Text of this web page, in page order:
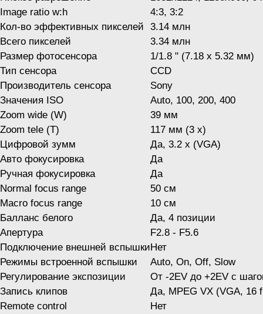
Image ratio w:h
4:3, 3:2
Кол-во эффективных пикселей 3.14 млн
Всего пикселей
3.34 млн
Размер фотосенсора
1/1.8 " (7.18 x 5.32 мм)
Тип сенсора
CCD
Производитель сенсора
Sony
Значения ISO
Auto, 100, 200, 400
Zoom wide (W)
39 мм
Zoom tele (T)
117 мм (3 x)
Цифровой зумм
Да, 3.2 x (VGA)
Авто фокусировка
Да
Ручная фокусировка
Да
Normal focus range
50 см
Macro focus range
10 см
Балланс белого
Да, 4 позиции
Апертура
F2.8 - F5.6
Подключение внешней вспышкиНет
Режимы встроенной вспышки
Auto, On, Off, Slow
Регулирование экспозиции
От -2EV до +2EV с
Запись клипов
Да, MPEG VX (VGA, 16
Remote control
Нет